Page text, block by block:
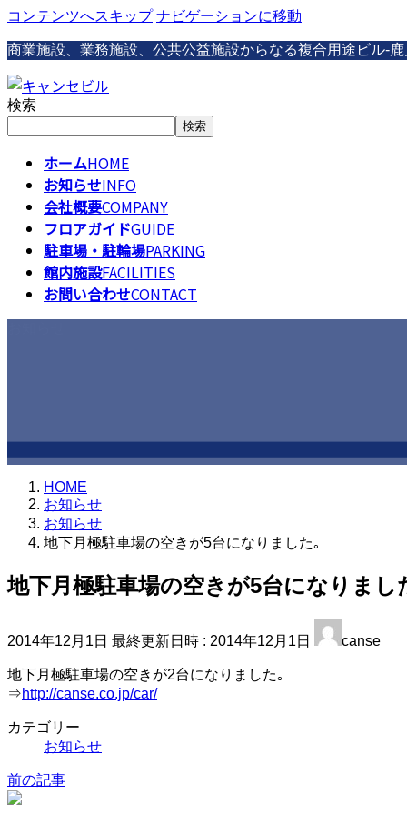
コンテンツへスキップ ナビゲーションに移動
商業施設、業務施設、公共公益施設からなる複合用途ビル-
検索
検索
ホームHOME
お知らせINFO
会社概要COMPANY
フロアガイドGUIDE
駐車場・駐輪場PARKING
館内施設FACILITIES
お問い合わせCONTACT
HOME
お知らせ
お知らせ
地下月極駐車場の空きが5台になりました｡
地下月極駐車場の空きが5台になりまし
2014年12月1日 最終更新日時 : 2014年12月1日 canse
地下月極駐車場の空きが2台になりました｡
⇒http://canse.co.jp/car/
カテゴリー
お知らせ
前の記事